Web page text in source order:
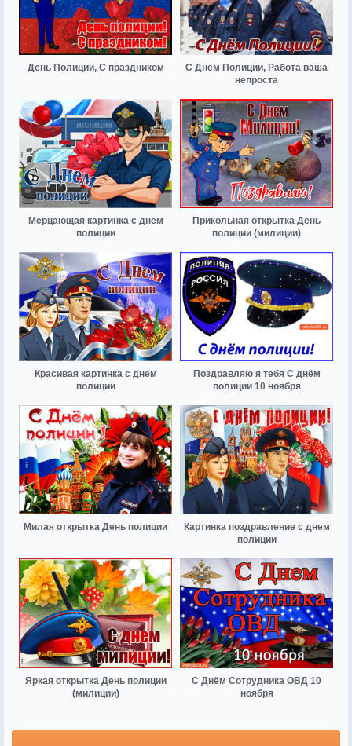
День Полиции, С праздником
С Днём Полиции, Работа ваша
непроста
Мерцающая картинка с днем
полиции
Прикольная открытка День
полиции (милиции)
Красивая картинка с днем
полиции
Поздравляю я тебя С днём
полиции 10 ноября
Милая открытка День полиции
Картинка поздравление с днем
полиции
Яркая открытка День полиции
(милиции)
С Днём Сотрудника ОВД 10
ноября